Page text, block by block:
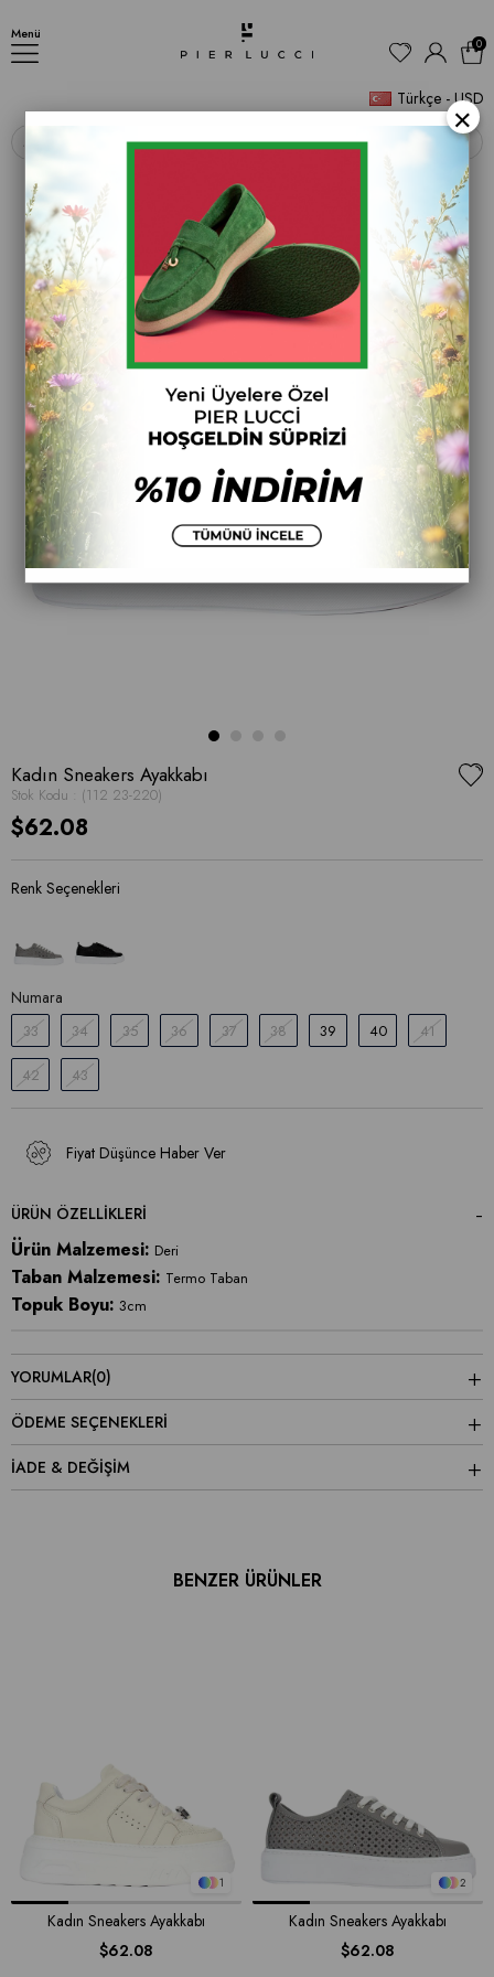
Menü
Türkçe - USD
0
‹ ›
Kadın Sneakers Ayakkabı
Stok Kodu (112 23-220)
$62.08
Numara
33 34 35 36 37 38 39 40 41
42 43
Fiyat Düşünce Haber Ver
ÜRÜN ÖZELLIKLERI
Ürün Malzemesi: Deri
Taban Malzemesi: Termo Taban
Topuk Boyu: 3cm
YORUMLAR(0)
ÖDEME SEÇENEKLERI
İADE & DEĞİŞİM
BENZER ÜRÜNLER
1
Kadın Sneakers Ayakkabı
$62.08
2
Kadın Sneakers Ayakkabı
$62.08
×